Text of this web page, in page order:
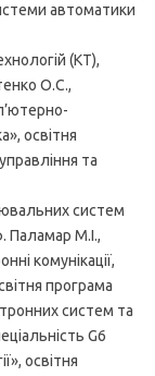
автоматики
(КТ),
О.С.,
освітня
та
систем
Паламар М.І.,
комунікації,
програма
систем та
G6
освітня